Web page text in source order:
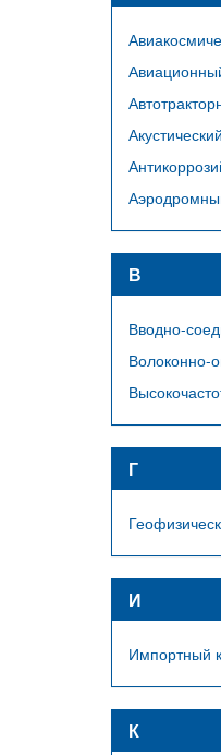
В
Вводно-
Волоконно-
Г
И
Импортный
К